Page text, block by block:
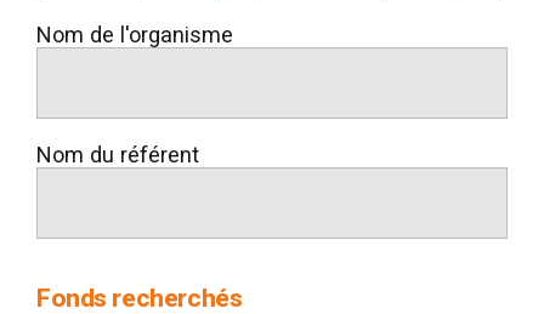
Nom de l'organisme
Nom du référent
Fonds recherchés